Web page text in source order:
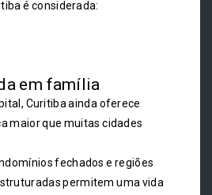
é considerada:
em família
Curitiba ainda oferece
maior que muitas cidades
fechados e regiões
permitem uma vida